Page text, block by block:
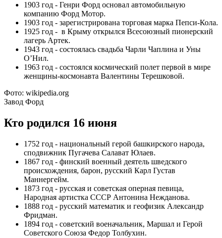
1903 год - Генри Форд основал автомобильную
компанию Форд Мотор.
1903 год - зарегистрирована торговая марка Пепси-Кола.
1925 год - в Крыму открылся Всесоюзный пионерский
лагерь Артек.
1943 год - состоялась свадьба Чарли Чаплина и Уны
О’Нил.
1963 год - состоялся космический полет первой в мире
женщины-космонавта Валентины Терешковой.
Фото: wikipedia.org
Завод Форд
Кто родился 16 июня
1752 год - национальный герой башкирского народа,
сподвижник Пугачева Салават Юлаев.
1867 год - финский военный деятель шведского
происхождения, барон, русский Карл Густав
Маннергейм.
1873 год - русская и советская оперная певица,
Народная артистка СССР Антонина Нежданова.
1888 год - русский математик и геофизик Александр
Фридман.
1894 год - советский военачальник, Маршал и Герой
Советского Союза Федор Толбухин.